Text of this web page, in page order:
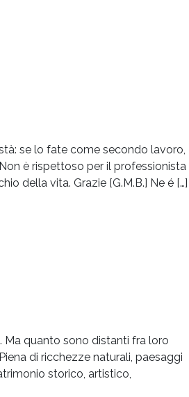
se lo fate come secondo lavoro,
è rispettoso per il professionista
della vita. Grazie [G.M.B.] Ne é […]
Ma quanto sono distanti fra loro
di ricchezze naturali, paesaggi
storico, artistico,